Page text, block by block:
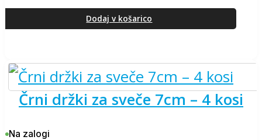
Dodaj v košarico
črni držki za sveče 7cm – 4 kosi
Na zalogi